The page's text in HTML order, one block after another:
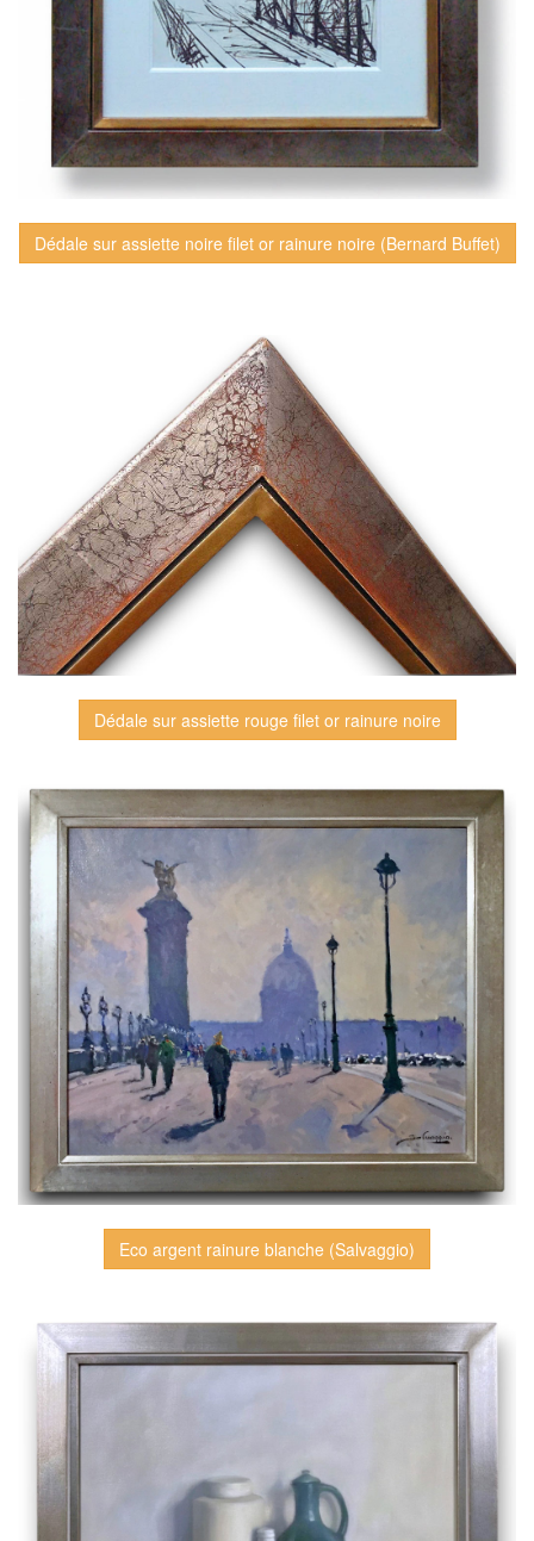
Dédale sur assiette noire filet or rainure noire (Bernard Buffet)
Dédale sur assiette rouge filet or rainure noire
Eco argent rainure blanche (Salvaggio)